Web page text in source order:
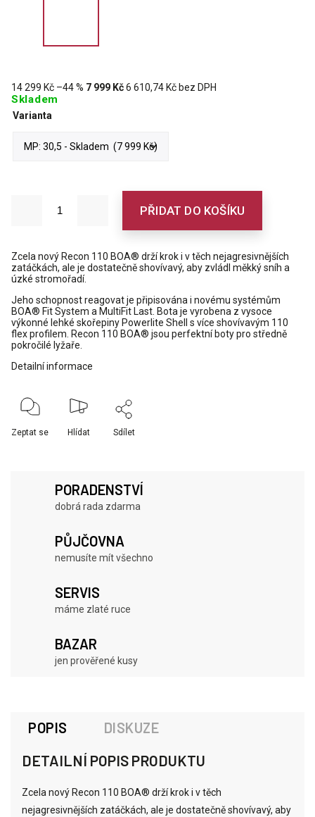
14 299 Kč –44 % 7 999 Kč6 610,74 Kč bez DPH
Skladem
Varianta
PŘIDAT DO KOŠÍKU
Zcela nový Recon 110 BOA® drží krok i v těch nejagresivnějších
zatáčkách, ale je dostatečně shovívavý, aby zvládl měkký sníh a
úzké stromořadí.
Jeho schopnost reagovat je připisována i novému systémům
BOA® Fit System a MultiFit Last. Bota je vyrobena z vysoce
výkonné lehké skořepiny Powerlite Shell s více shovívavým 110
flex profilem. Recon 110 BOA® jsou perfektní boty pro středně
pokročilé lyžaře.
Detailní informace
Zeptat se Hlídat Sdílet
PORADENSTVÍ
dobrá rada zdarma
PŮJČOVNA
nemusíte mít všechno
SERVIS
máme zlaté ruce
BAZAR
jen prověřené kusy
POPIS DISKUZE
DETAILNÍ POPIS PRODUKTU
Zcela nový Recon 110 BOA® drží krok i v těch
nejagresivnějších zatáčkách, ale je dostatečně shovívavý, aby